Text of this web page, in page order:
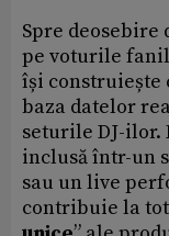
Spre deosebire
pe voturile
își construiește
baza datelor
seturile DJ-ilor.
inclusă într-un
sau un live
contribuie la